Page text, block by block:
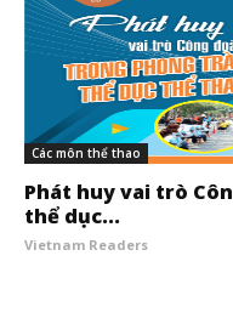
Các môn thể thao
Phát huy vai trò
thể dục...
Vietnam Readers